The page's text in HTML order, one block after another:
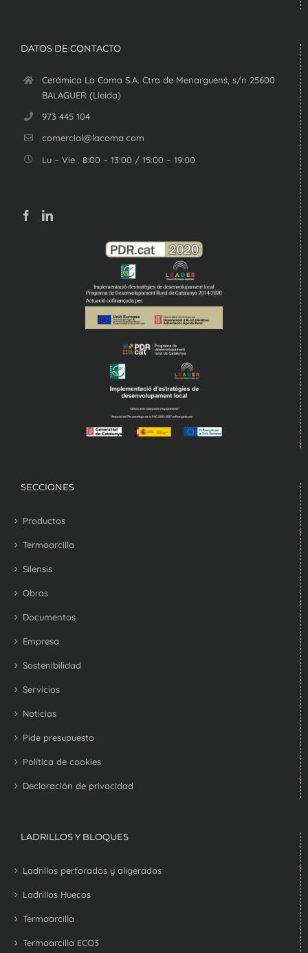
DATOS DE CONTACTO
Cerámica La Coma S.A. Ctra de Menarguens, s/n 25600
BALAGUER (Lleida)
973 445 104
comercial@lacoma.com
Lu – Vie . 8:00 – 13:00 / 15:00 – 19:00
SECCIONES
Productos
Termoarcilla
Silensis
Obras
Documentos
Empresa
Sostenibilidad
Servicios
Noticias
Pide presupuesto
Política de cookies
Declaración de privacidad
LADRILLOS Y BLOQUES
Ladrillos perforados y aligerados
Ladrillos Huecos
Termoarcilla
Termoarcilla ECO3